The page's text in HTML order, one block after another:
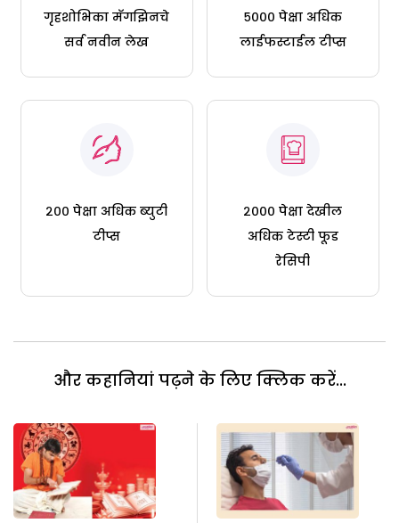
गृहशोभिका मॅगझिनचे
सर्व नवीन लेख
५००० पेक्षा अधिक
लाईफस्टाईल टीप्स
२०० पेक्षा अधिक ब्युटी
टीप्स
२००० पेक्षा देखील
अधिक टेस्टी फूड
रेसिपी
और कहानियां पढ़ने के लिए क्लिक करें...